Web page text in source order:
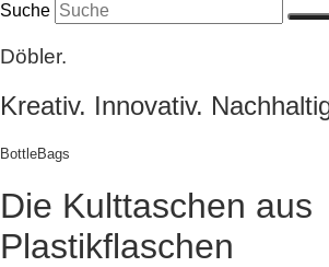
Suche
Döbler.
Kreativ. Innovativ.
BottleBags
Die Kulttaschen aus
Plastikflaschen